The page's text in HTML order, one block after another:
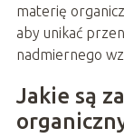
materię
aby unikać
nadmiernego
Jakie są